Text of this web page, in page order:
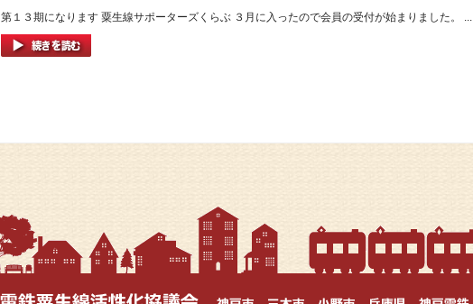
第１３期になります 粟生線サポーターズくらぶ ３月に入ったので会員の受付が始まりました。 ...